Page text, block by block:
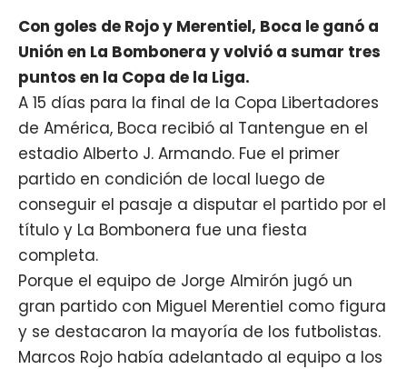
Con goles de Rojo y Merentiel, Boca le ganó a
Unión en La Bombonera y volvió a sumar tres
puntos en la Copa de la Liga.
A 15 días para la final de la Copa Libertadores
de América, Boca recibió al Tantengue en el
estadio Alberto J. Armando. Fue el primer
partido en condición de local luego de
conseguir el pasaje a disputar el partido por el
título y La Bombonera fue una fiesta
completa.
Porque el equipo de Jorge Almirón jugó un
gran partido con Miguel Merentiel como figura
y se destacaron la mayoría de los futbolistas.
Marcos Rojo había adelantado al equipo a los